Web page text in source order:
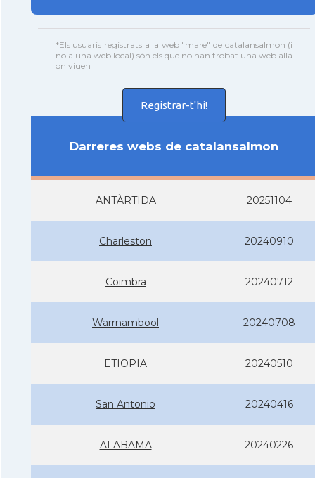
*Els usuaris registrats a la web "mare" de catalansalmon (i
no a una web local) són els que no han trobat una web allà
on viuen
Registrar-t'hi!
Darreres webs de catalansalmon
ANTÀRTIDA 20251104
Charleston 20240910
Coimbra 20240712
Warrnambool 20240708
ETIOPIA 20240510
San Antonio 20240416
ALABAMA 20240226